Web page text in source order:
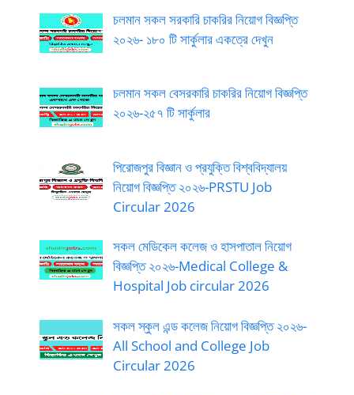
চলমান সকল সরকারি চাকরির নিয়োগ বিজ্ঞপ্তি
২০২৬- ১৮০ টি সার্কুলার একত্রে দেখুন
চলমান সকল বেসরকারি চাকরির নিয়োগ বিজ্ঞপ্তি
২০২৬-২৫৭ টি সার্কুলার
পিরোজপুর বিজ্ঞান ও প্রযুক্তি বিশ্ববিদ্যালয়
নিয়োগ বিজ্ঞপ্তি ২০২৬-PRSTU Job
Circular 2026
সকল মেডিকেল কলেজ ও হাসপাতাল নিয়োগ
বিজ্ঞপ্তি ২০২৬-Medical College &
Hospital Job circular 2026
সকল স্কুল এন্ড কলেজ নিয়োগ বিজ্ঞপ্তি ২০২৬-
All School and College Job
Circular 2026